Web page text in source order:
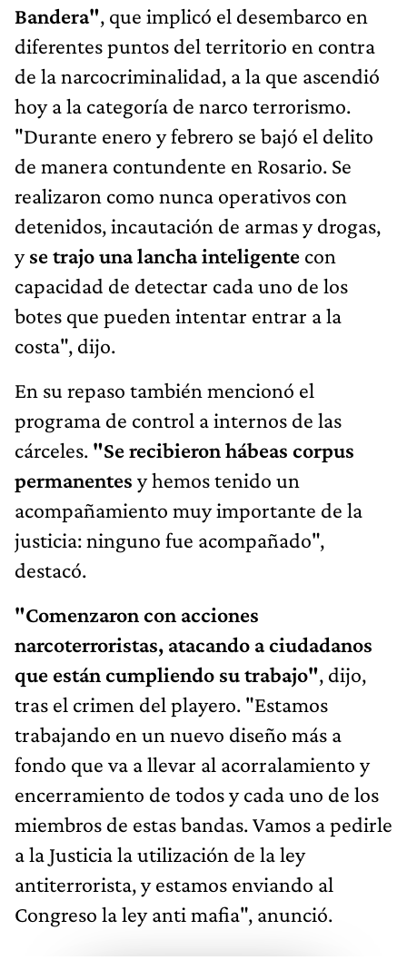
Bandera", que implicó el desembarco en
diferentes puntos del territorio en contra
de la narcocriminalidad, a la que ascendió
hoy a la categoría de narco terrorismo.
"Durante enero y febrero se bajó el delito
de manera contundente en Rosario. Se
realizaron como nunca operativos con
detenidos, incautación de armas y drogas,
yse trajo una lancha inteligente con
capacidad de detectar cada uno de los
botes que pueden intentar entrar a la
costa", dijo.
En su repaso también mencionó el
programa de control a internos de las
cárceles. "Se recibieron hábeas corpus
permanentes y hemos tenido un
acompañamiento muy importante de la
justicia: ninguno fue acompañado",
destacó.
"Comenzaron con acciones
narcoterroristas, atacando a ciudadanos
que están cumpliendo su trabajo", dijo,
tras el crimen del playero. "Estamos
trabajando en un nuevo diseño más a
fondo que va a llevar al acorralamiento y
encerramiento de todos y cada uno de los
miembros de estas bandas. Vamos a pedirle
a la Justicia la utilización de la ley
antiterrorista, y estamos enviando al
Congreso la ley anti mafia", anunció.